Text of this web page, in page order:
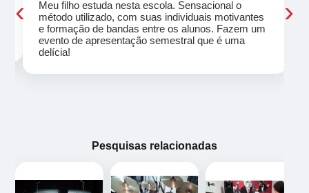
Meu filho estuda nesta escola. Sensacional o
método utilizado, com suas individuais motivantes
e formação de bandas entre os alunos. Fazem um
evento de apresentação semestral que é uma
delícia!
‹ ›
Pesquisas relacionadas